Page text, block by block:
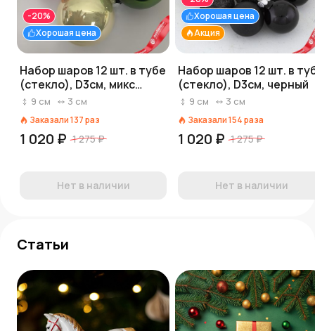
Хорошая цена
-20%
Набор шаров 12 шт. в тубе
(стекло), D3см, микс
зеленый/красный
9 см 3 см
Заказали137раз
1 020 ₽ 1 275 ₽
Нет в наличии
Акция
Хорошая цена
Набор шаров 12 шт. в
(стекло), D3см, черный
9 см 3 см
Заказали154раза
1 020 ₽ 1 275 ₽
Нет в наличии
Статьи